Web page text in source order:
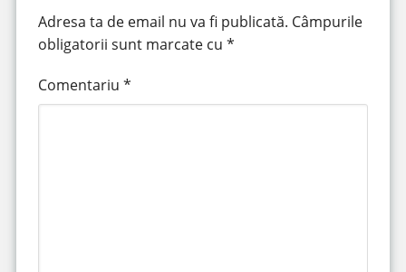
Adresa ta de email nu va fi publicată. Câmpurile
obligatorii sunt marcate cu *
Comentariu *